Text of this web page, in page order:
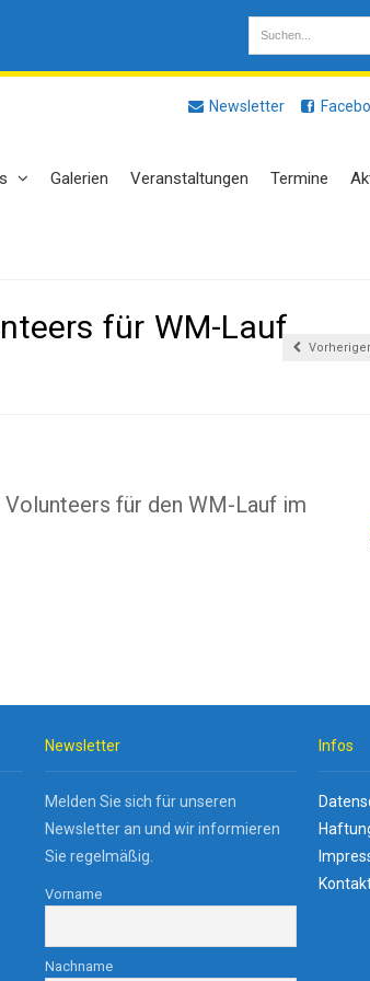
Newsletter
Galerien Veranstaltungen Termine
für WM-Lauf
für den WM-Lauf im
Newsletter
Melden Sie sich für unseren
Newsletter an und wir informieren
Sie regelmäßig.
Vorname
Nachname
Infos